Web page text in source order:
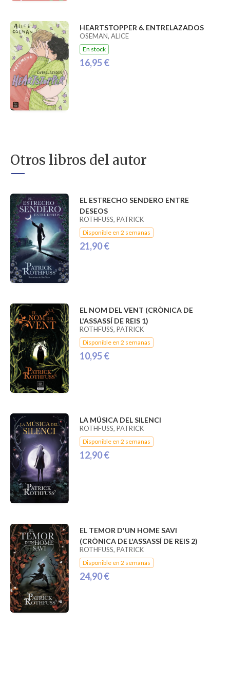
HEARTSTOPPER 6. ENTRELAZADOS
OSEMAN, ALICE
En stock
16,95 €
Otros libros del autor
EL ESTRECHO SENDERO ENTRE
DESEOS
ROTHFUSS, PATRICK
Disponible en 2 semanas
21,90 €
EL NOM DEL VENT (CRÒNICA DE
L'ASSASSÍ DE REIS 1)
ROTHFUSS, PATRICK
Disponible en 2 semanas
10,95 €
LA MÚSICA DEL SILENCI
ROTHFUSS, PATRICK
Disponible en 2 semanas
12,90 €
EL TEMOR D'UN HOME SAVI
(CRÒNICA DE L'ASSASSÍ DE REIS 2)
ROTHFUSS, PATRICK
Disponible en 2 semanas
24,90 €